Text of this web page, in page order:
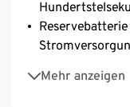
Mehr anzeigen
Zum Aufstellen
Hingucker auf